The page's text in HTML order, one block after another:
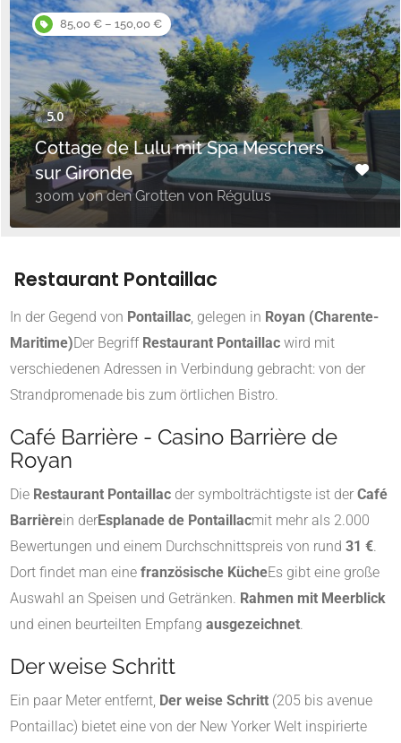
85,00 € – 150,00 €
Cottage de Lulu mit Spa Meschers
sur Gironde
300m von den Grotten von Régulus
Restaurant Pontaillac
In der Gegend von Pontaillac, gelegen in Royan (Charente-
Maritime)Der Begriff Restaurant Pontaillac wird mit
verschiedenen Adressen in Verbindung gebracht: von der
Strandpromenade bis zum örtlichen Bistro.
Café Barrière - Casino Barrière de
Royan
Die Restaurant Pontaillac der symbolträchtigste ist der Café
Barrièrein derEsplanade de Pontaillacmit mehr als 2.000
Bewertungen und einem Durchschnittspreis von rund 31 €.
Dort findet man eine französische KücheEs gibt eine große
Auswahl an Speisen und Getränken. Rahmen mit Meerblick
und einen beurteilten Empfang ausgezeichnet.
Der weise Schritt
Ein paar Meter entfernt, Der weise Schritt (205 bis avenue
Pontaillac) bietet eine von der New Yorker Welt inspirierte